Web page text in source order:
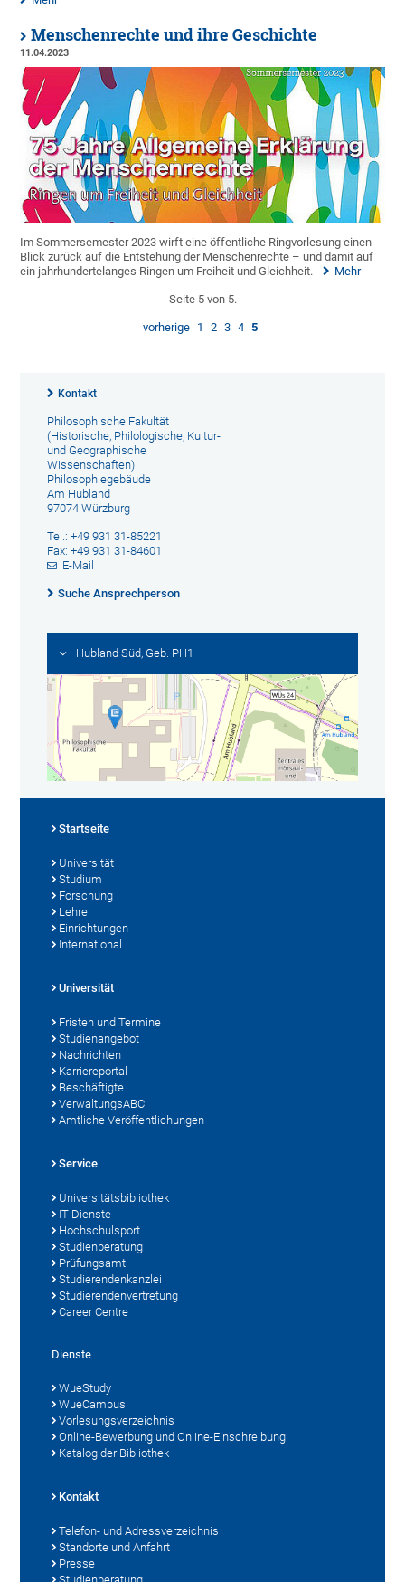
Menschenrechte und ihre Geschichte
11.04.2023
Im Sommersemester 2023 wirft eine öffentliche Ringvorlesung einen
Blick zurück auf die Entstehung der Menschenrechte – und damit auf
ein jahrhundertelanges Ringen um Freiheit und Gleichheit.
Mehr
Seite 5 von 5.
vorherige 1 2 3 4 5
Kontakt
Philosophische Fakultät
(Historische, Philologische, Kultur-
und Geographische
Wissenschaften)
Philosophiegebäude
Am Hubland
97074 Würzburg
Tel.: +49 931 31-85221
Fax: +49 931 31-84601
E-Mail
Suche Ansprechperson
Hubland Süd, Geb. PH1
Startseite
Universität
Studium
Forschung
Lehre
Einrichtungen
International
Universität
Fristen und Termine
Studienangebot
Nachrichten
Karriereportal
Beschäftigte
VerwaltungsABC
Amtliche Veröffentlichungen
Service
Universitätsbibliothek
IT-Dienste
Hochschulsport
Studienberatung
Prüfungsamt
Studierendenkanzlei
Studierendenvertretung
Career Centre
Dienste
WueStudy
WueCampus
Vorlesungsverzeichnis
Online-Bewerbung und Online-Einschreibung
Katalog der Bibliothek
Kontakt
Telefon- und Adressverzeichnis
Standorte und Anfahrt
Presse